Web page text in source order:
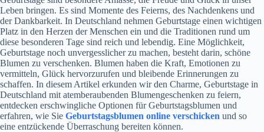
Leben bringen. Es sind Momente des Feierns, des Nachdenkens und
der Dankbarkeit. In Deutschland nehmen Geburtstage einen wichtigen
Platz in den Herzen der Menschen ein und die Traditionen rund um
diese besonderen Tage sind reich und lebendig. Eine Möglichkeit,
Geburtstage noch unvergesslicher zu machen, besteht darin, schöne
Blumen zu verschenken. Blumen haben die Kraft, Emotionen zu
vermitteln, Glück hervorzurufen und bleibende Erinnerungen zu
schaffen. In diesem Artikel erkunden wir den Charme, Geburtstage in
Deutschland mit atemberaubenden Blumengeschenken zu feiern,
entdecken erschwingliche Optionen für Geburtstagsblumen und
erfahren, wie Sie Geburtstagsblumen online verschicken und so
eine entzückende Überraschung bereiten können.